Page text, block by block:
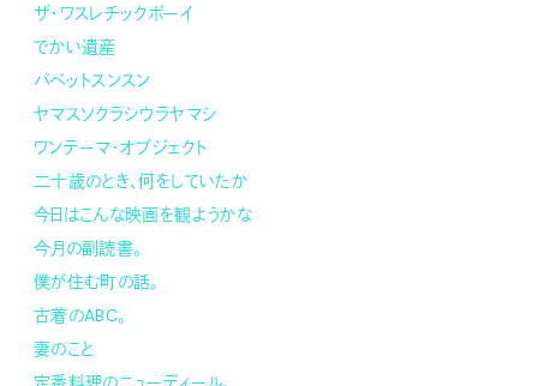
ザ・ワスレチックボーイ
でかい遺産
パペットスンスン
ヤマスソクラシウラヤマシ
ワンテーマ・オブジェクト
二十歳のとき、何をしていたか
今日はこんな映画を観ようかな
今月の副読書。
僕が住む町の話。
古着のABC。
妻のこと